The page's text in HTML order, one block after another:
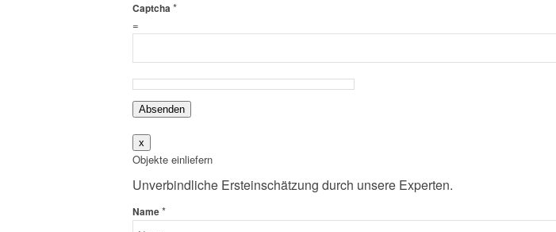
Captcha *
=
Absenden
x
Objekte einliefern
Unverbindliche Ersteinschätzung durch unsere Experten.
Name*